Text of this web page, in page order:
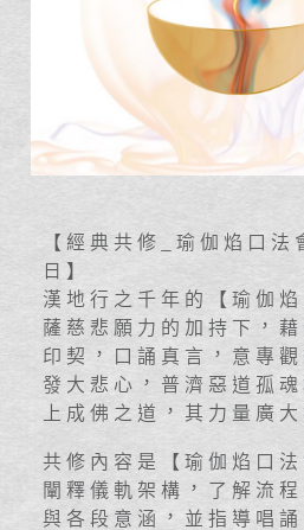
【經典共修_瑜伽焰口
日】
漢地行之千年的【瑜伽
薩慈悲願力的加持下，
印契，口誦真言，意專
發大悲心，普濟惡道孤
上成佛之道，其力量廣大
共修內容是【瑜伽焰口
闡釋儀軌架構，了解流
與各段意涵，並指導唱誦